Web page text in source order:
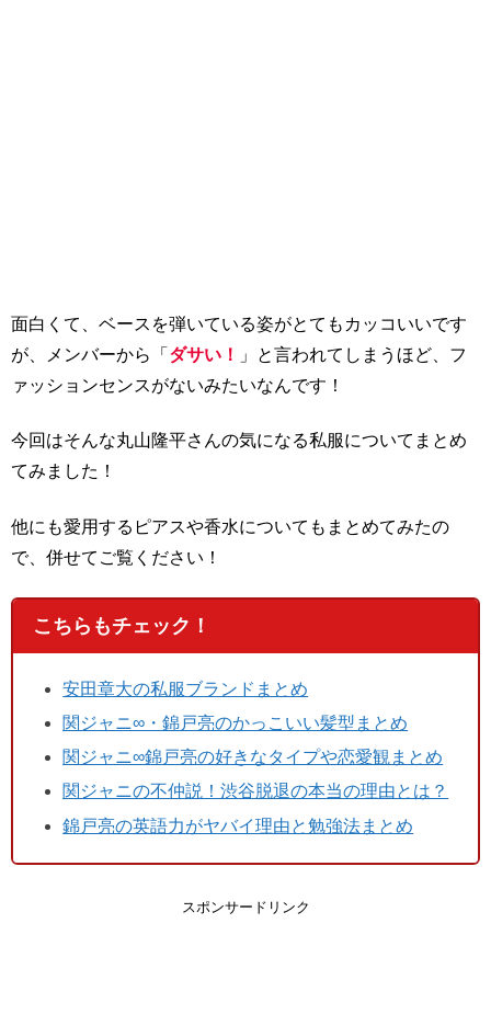
面白くて、ベースを弾いている姿がとてもカッコいいです
が、メンバーから「 ダサい！
」と言われてしまうほど、フ
ァッションセンスがないみたいなんです！
今回はそんな丸山隆平さんの気になる私服についてまとめ
てみました！
他にも愛用するピアスや香水についてもまとめてみたの
で、併せてご覧ください！
こちらもチェック！
安田章大の私服ブランドまとめ
関ジャニ∞・錦戸亮のかっこいい髪型まとめ
関ジャニ∞錦戸亮の好きなタイプや恋愛観まとめ
関ジャニの不仲説！渋谷脱退の本当の理由とは？
錦戸亮の英語力がヤバイ理由と勉強法まとめ
スポンサードリンク